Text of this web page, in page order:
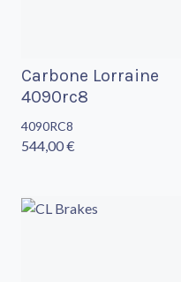
Carbone Lorraine
4090rc8
4090RC8
544,00 €